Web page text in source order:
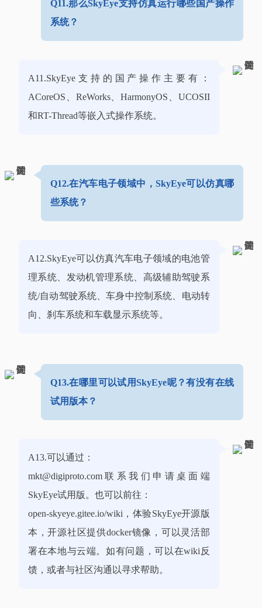
Q11.那么SkyEye支持仿真运行哪些国产操作
系统？
A11.SkyEye支持的国产操作主要有：
ACoreOS、ReWorks、HarmonyOS、UCOSII
和RT-Thread等嵌入式操作系统。
Q12.在汽车电子领域中，SkyEye可以仿真哪
些系统？
A12.SkyEye可以仿真汽车电子领域的电池管
理系统、发动机管理系统、高级辅助驾驶系
统/自动驾驶系统、车身中控制系统、电动转
向、刹车系统和车载显示系统等。
Q13.在哪里可以试用SkyEye呢？有没有在线
试用版本？
A13.可以通过：
mkt@digiproto.com联系我们申请桌面端
SkyEye试用版。也可以前往：
open-skyeye.gitee.io/wiki，体验SkyEye开源版
本，开源社区提供docker镜像，可以灵活部
署在本地与云端。如有问题，可以在wiki反
馈，或者与社区沟通以寻求帮助。